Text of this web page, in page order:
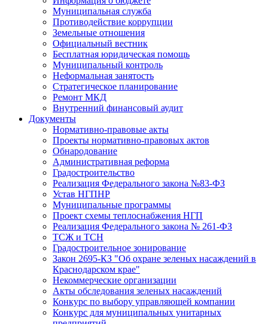
Муниципальная служба
Противодействие коррупции
Земельные отношения
Официальный вестник
Бесплатная юридическая помощь
Муниципальный контроль
Неформальная занятость
Стратегическое планирование
Ремонт МКД
Внутренний финансовый аудит
Документы
Нормативно-правовые акты
Проекты нормативно-правовых актов
Обнародование
Административная реформа
Градостроительство
Реализация Федерального закона №83-ФЗ
Устав НГПНР
Муниципальные программы
Проект схемы теплоснабжения НГП
Реализация Федерального закона № 261-ФЗ
ТСЖ и ТСН
Градостроительное зонирование
Закон 2695-КЗ "Об охране зеленых насаждений в
Краснодарском крае"
Некоммерческие организации
Акты обследования зеленых насаждений
Конкурс по выбору управляющей компании
Конкурс для муниципальных унитарных